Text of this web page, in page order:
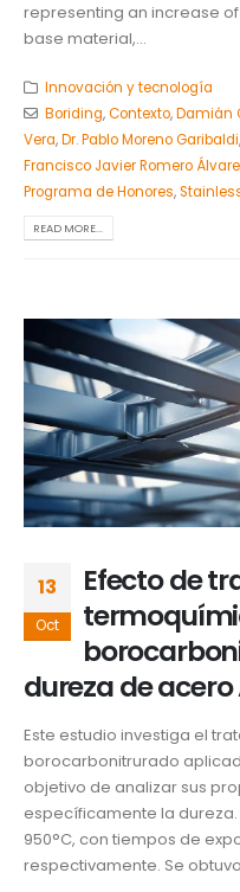
representing an increase
base material,...
Innovación y tecnología
Boriding,Contexto,Damián
Vera,Dr. Pablo Moreno Garibaldi,
Francisco Javier Romero
Programa de Honores,
READ MORE...
13
Oct
Efecto de
dureza de acero
Este estudio investiga el
borocarbonitrurado
objetivo de analizar sus
específicamente la
950°C, con tiempos de
respectivamente. Se